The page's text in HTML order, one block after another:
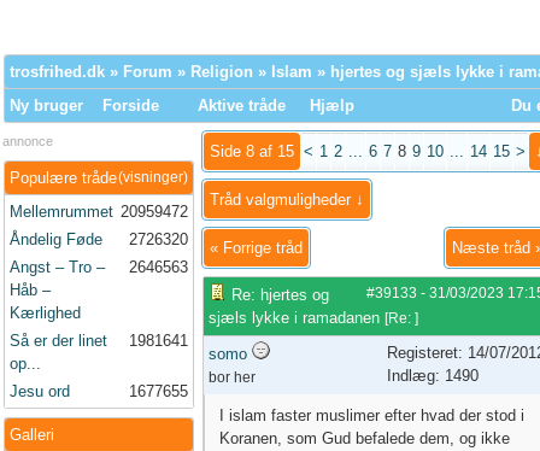
trosfrihed.dk » Forum » Religion » Islam » hjertes og sjæls lykke i
Ny bruger
Forside Aktive tråde Hjælp Du
annonce
(visninger)
Populære tråde
Mellemrummet 20959472
Åndelig Føde
2726320
Angst – Tro –
Håb –
Kærlighed
2646563
Så er der linet
op...
1981641
Jesu ord 1677655
Galleri
Side 8 af 15 < 1 2 ... 6 7 8 9 10 ... 14 15 >
Tråd valgmuligheder ↓
« Forrige tråd Næste tråd
#39133 - 31/03/2023
Re: hjertes og
sjæls lykke i ramadanen [Re: ]
somo
bor her
Registeret: 14/07/
Indlæg: 1490
I islam faster muslimer efter hvad der stod i
Koranen, som Gud befalede dem, og ikke